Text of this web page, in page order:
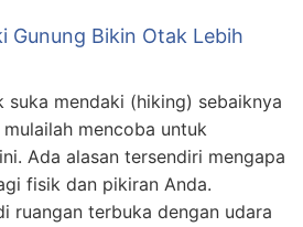
Gunung Bikin Otak Lebih
suka mendaki (hiking) sebaiknya
mencoba untuk
Ada alasan tersendiri mengapa
fisik dan pikiran Anda.
ruangan terbuka dengan udara